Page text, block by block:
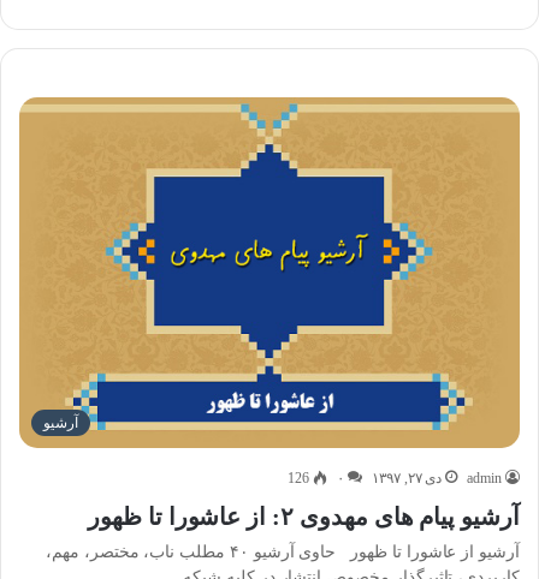
آرشیو
admin دی ۲۷, ۱۳۹۷ ۰ 126
آرشیو پیام های مهدوی ۲: از عاشورا تا ظهور
آرشیو از عاشورا تا ظهور حاوی آرشیو ۴۰ مطلب ناب، مختصر، مهم،